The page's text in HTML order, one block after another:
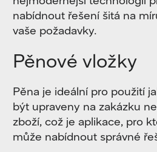
nabídnout řešení šitá na
vaše požadavky.
Pěnové vložky
Pěna je ideální pro použití
být upraveny na zakázku
zboží, což je aplikace, pro
může nabídnout správné